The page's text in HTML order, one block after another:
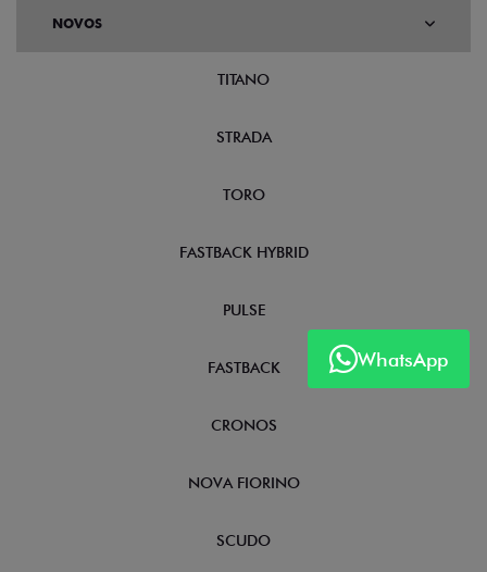
WhatsApp
NOVOS
TITANO
STRADA
TORO
FASTBACK HYBRID
PULSE
FASTBACK
CRONOS
NOVA FIORINO
SCUDO